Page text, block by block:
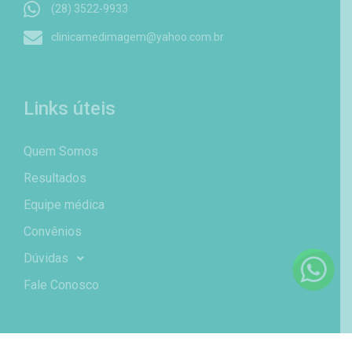
(28) 3522-9933
clinicamedimagem@yahoo.com.br
Links úteis
Quem Somos
Resultados
Equipe médica
Convênios
Dúvidas
Fale Conosco